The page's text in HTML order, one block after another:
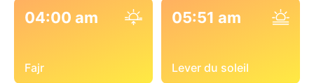
04:00 am
Fajr
05:51 am
Lever du soleil